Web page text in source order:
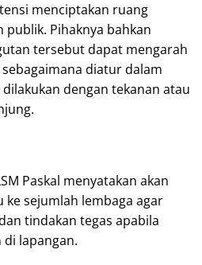
menciptakan ruang
publik. Pihaknya bahkan
tersebut dapat mengarah
diatur dalam
dilakukan dengan tekanan atau
Paskal menyatakan akan
sejumlah lembaga agar
tindakan tegas apabila
lapangan.